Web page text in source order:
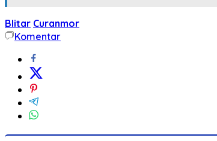
Blitar Curanmor
Komentar